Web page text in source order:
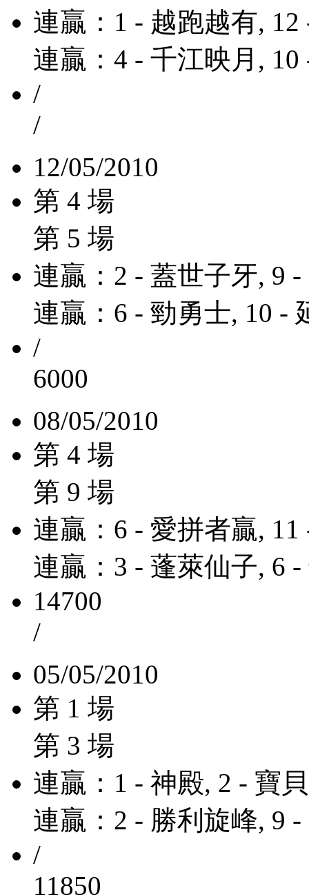
連贏：1 - 越跑越有, 12
連贏：4 - 千江映月, 10
/
/
12/05/2010
第 4 場
第 5 場
連贏：2 - 蓋世子牙, 9
連贏：6 - 勁勇士, 10 -
/
6000
08/05/2010
第 4 場
第 9 場
連贏：6 - 愛拼者贏, 11
連贏：3 - 蓬萊仙子, 6
14700
/
05/05/2010
第 1 場
第 3 場
連贏：1 - 神殿, 2 - 寶貝
連贏：2 - 勝利旋峰, 9
/
11850